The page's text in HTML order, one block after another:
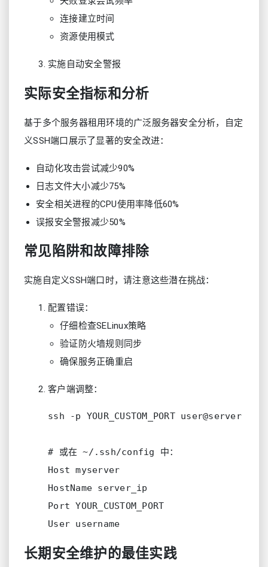
连接建立时间
资源使用模式
实施自动安全警报
实际安全指标和分析
基于多个服务器租用环境的广泛服务器安全分析，自定
义SSH端口展示了显著的安全改进：
自动化攻击尝试减少90%
日志文件大小减少75%
安全相关进程的CPU使用率降低60%
误报安全警报减少50%
常见陷阱和故障排除
实施自定义SSH端口时，请注意这些潜在挑战：
配置错误：
仔细检查SELinux策略
验证防火墙规则同步
确保服务正确重启
客户端调整：
ssh -p YOUR_CUSTOM_PORT user@server
# 或在 ~/.ssh/config 中：
Host myserver
HostName server_ip
Port YOUR_CUSTOM_PORT
长期安全维护的最佳实践